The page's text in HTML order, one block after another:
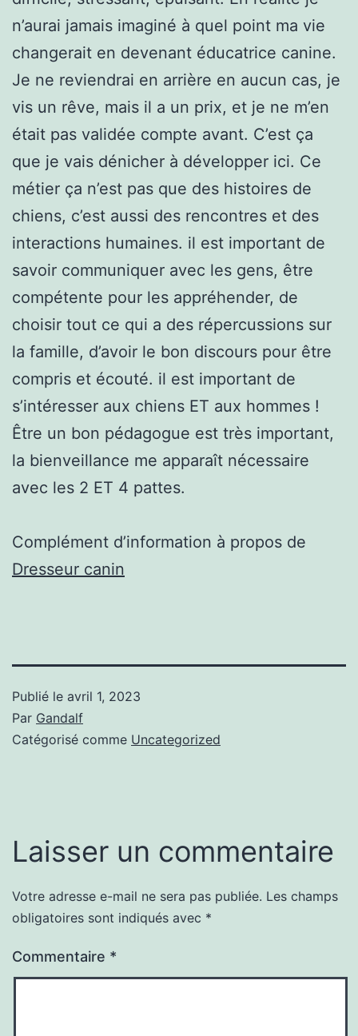
n’aurai jamais imaginé à quel point ma vie
changerait en devenant éducatrice canine.
Je ne reviendrai en arrière en aucun cas, je
vis un rêve, mais il a un prix, et je ne m’en
était pas validée compte avant. C’est ça
que je vais dénicher à développer ici. Ce
métier ça n’est pas que des histoires de
chiens, c’est aussi des rencontres et des
interactions humaines. il est important de
savoir communiquer avec les gens, être
compétente pour les appréhender, de
choisir tout ce qui a des répercussions sur
la famille, d’avoir le bon discours pour être
compris et écouté. il est important de
s’intéresser aux chiens ET aux hommes !
Être un bon pédagogue est très important,
la bienveillance me apparaît nécessaire
avec les 2 ET 4 pattes.
Complément d’information à propos de
Dresseur canin
Publié le avril 1, 2023
Par Gandalf
Catégorisé comme Uncategorized
Laisser un commentaire
Votre adresse e-mail ne sera pas publiée. Les champs
obligatoires sont indiqués avec *
Commentaire *